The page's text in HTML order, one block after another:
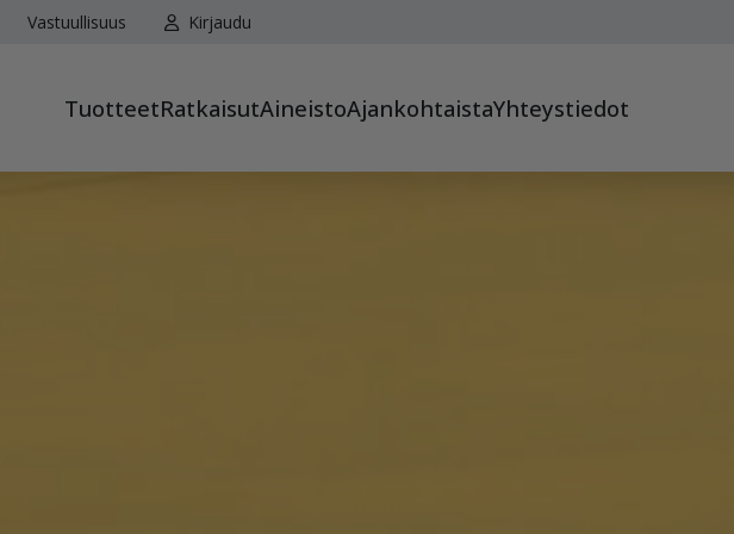
Vastuullisuus Kirjaudu
TuotteetRatkaisutAineistoAjankohtaistaYhteystiedot